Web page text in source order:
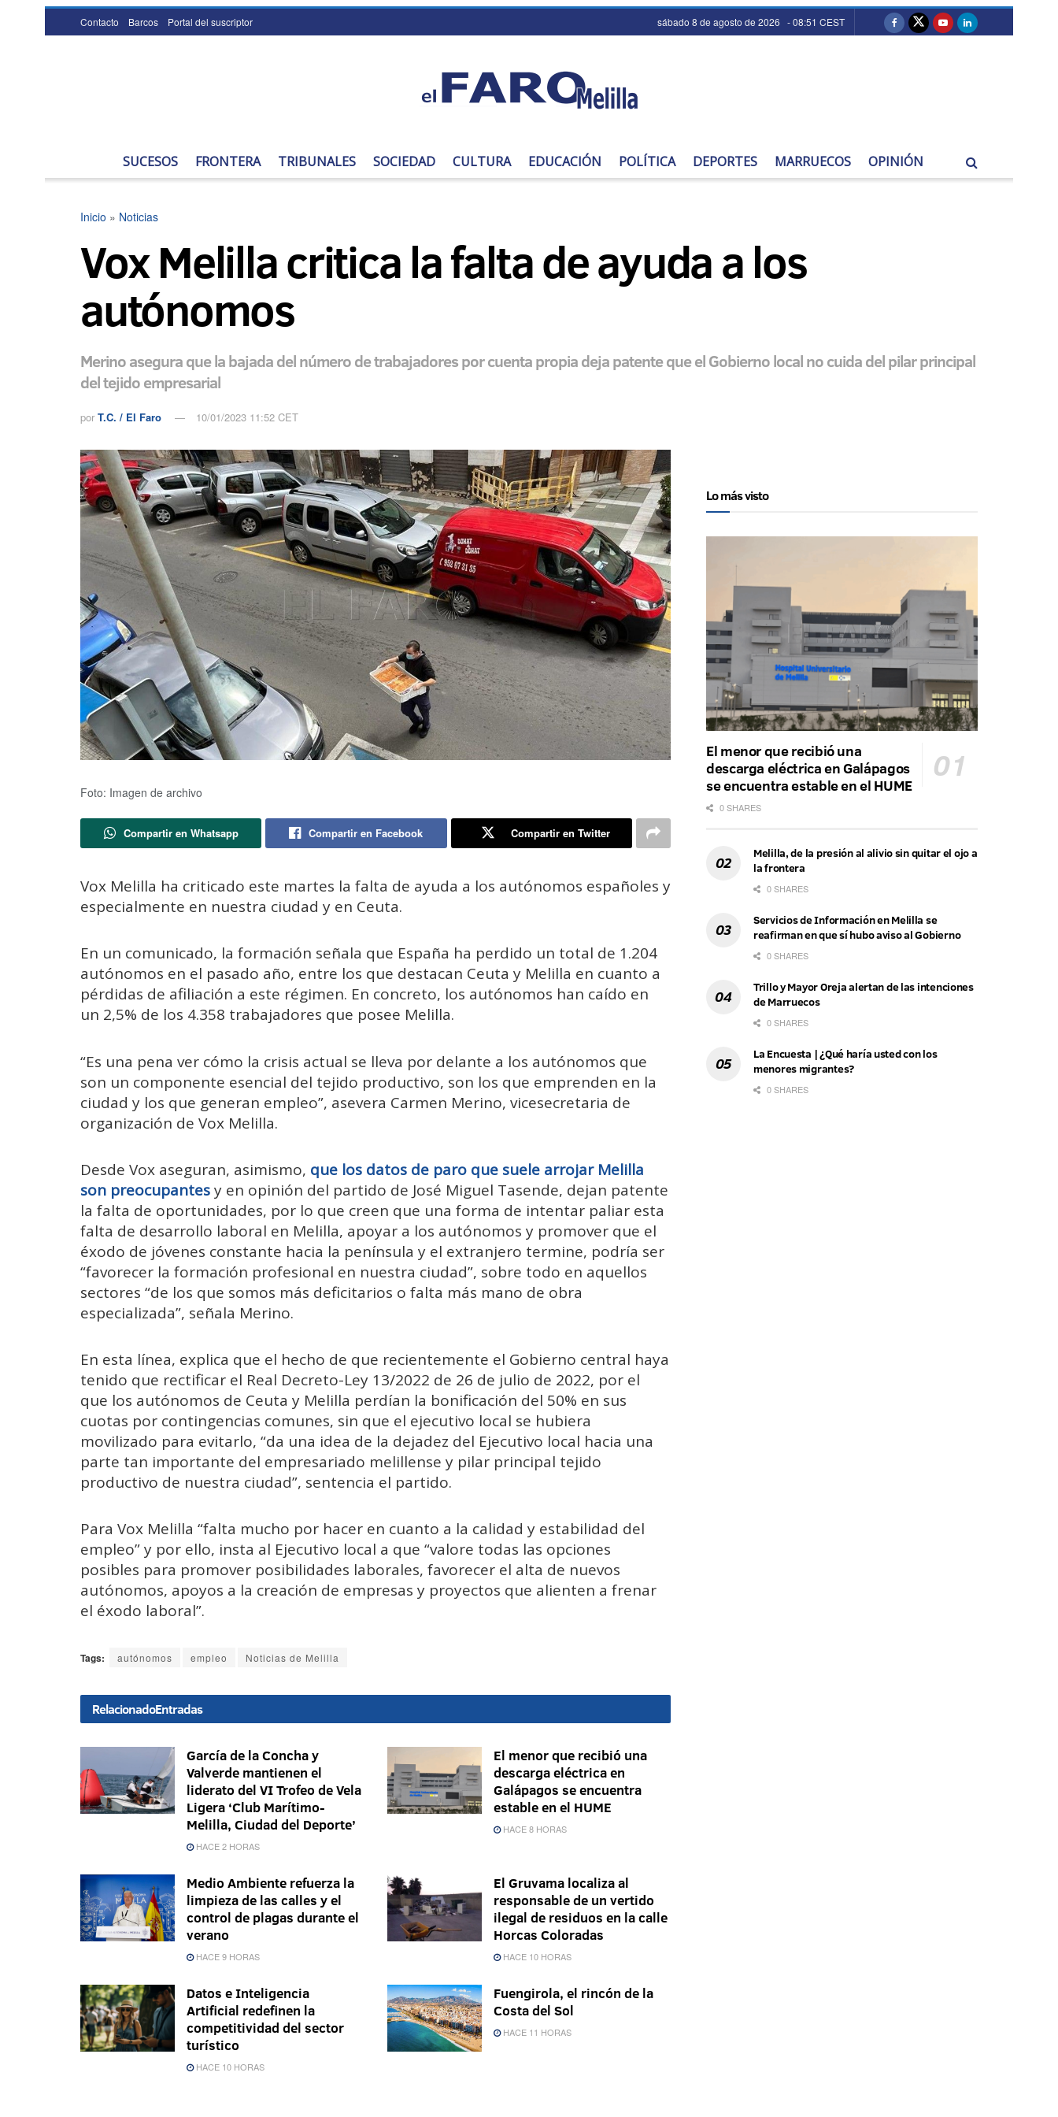
Contacto Barcos Portal del suscriptor sábado 8 de agosto de 2026 - 08:51 CEST
SUCESOS FRONTERA TRIBUNALES SOCIEDAD CULTURA EDUCACIÓN POLÍTICA DEPORTES MARRUECOS OPINIÓN
Inicio » Noticias
Vox Melilla critica la falta de ayuda a los
autónomos
Merino asegura que la bajada del número de trabajadores por cuenta propia deja patente que el Gobierno local no cuida del pilar principal
del tejido empresarial
por T.C. / El Faro 10/01/2023 11:52 CET
Foto: Imagen de archivo
Compartir en Whatsapp Compartir en Facebook Compartir en Twitter
Vox Melilla ha criticado este martes la falta de ayuda a los autónomos españoles y
especialmente en nuestra ciudad y en Ceuta.
En un comunicado, la formación señala que España ha perdido un total de 1.204
autónomos en el pasado año, entre los que destacan Ceuta y Melilla en cuanto a
pérdidas de afiliación a este régimen. En concreto, los autónomos han caído en
un 2,5% de los 4.358 trabajadores que posee Melilla.
“Es una pena ver cómo la crisis actual se lleva por delante a los autónomos que
son un componente esencial del tejido productivo, son los que emprenden en la
ciudad y los que generan empleo”, asevera Carmen Merino, vicesecretaria de
organización de Vox Melilla.
Desde Vox aseguran, asimismo, que los datos de paro que suele arrojar Melilla
son preocupantesy en opinión del partido de José Miguel Tasende, dejan patente
la falta de oportunidades, por lo que creen que una forma de intentar paliar esta
falta de desarrollo laboral en Melilla, apoyar a los autónomos y promover que el
éxodo de jóvenes constante hacia la península y el extranjero termine, podría ser
“favorecer la formación profesional en nuestra ciudad”, sobre todo en aquellos
sectores “de los que somos más deficitarios o falta más mano de obra
especializada”, señala Merino.
En esta línea, explica que el hecho de que recientemente el Gobierno central haya
tenido que rectificar el Real Decreto-Ley 13/2022 de 26 de julio de 2022, por el
que los autónomos de Ceuta y Melilla perdían la bonificación del 50% en sus
cuotas por contingencias comunes, sin que el ejecutivo local se hubiera
movilizado para evitarlo, “da una idea de la dejadez del Ejecutivo local hacia una
parte tan importante del empresariado melillense y pilar principal tejido
productivo de nuestra ciudad”, sentencia el partido.
Para Vox Melilla “falta mucho por hacer en cuanto a la calidad y estabilidad del
empleo” y por ello, insta al Ejecutivo local a que “valore todas las opciones
posibles para promover posibilidades laborales, favorecer el alta de nuevos
autónomos, apoyos a la creación de empresas y proyectos que alienten a frenar
el éxodo laboral”.
Tags: autónomos empleo Noticias de Melilla
RelacionadoEntradas
García de la Concha y
Valverde mantienen el
liderato del VI Trofeo de Vela
Ligera ‘Club Marítimo-
Melilla, Ciudad del Deporte’
HACE 2 HORAS
El menor que recibió una
descarga eléctrica en
Galápagos se encuentra
estable en el HUME
HACE 8 HORAS
Medio Ambiente refuerza la
limpieza de las calles y el
control de plagas durante el
verano
HACE 9 HORAS
El Gruvama localiza al
responsable de un vertido
ilegal de residuos en la calle
Horcas Coloradas
HACE 10 HORAS
Datos e Inteligencia
Artificial redefinen la
competitividad del sector
turístico
HACE 10 HORAS
Fuengirola, el rincón de la
Costa del Sol
HACE 11 HORAS
Lo más visto
El menor que recibió una
descarga eléctrica en Galápagos
se encuentra estable en el HUME
0 SHARES
Melilla, de la presión al alivio sin quitar el ojo a
la frontera
0 SHARES
Servicios de Información en Melilla se
reafirman en que sí hubo aviso al Gobierno
0 SHARES
Trillo y Mayor Oreja alertan de las intenciones
de Marruecos
0 SHARES
La Encuesta | ¿Qué haría usted con los
menores migrantes?
0 SHARES